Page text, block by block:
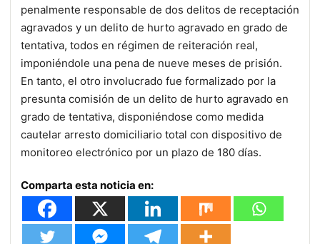
penalmente responsable de dos delitos de receptación
agravados y un delito de hurto agravado en grado de
tentativa, todos en régimen de reiteración real,
imponiéndole una pena de nueve meses de prisión.
En tanto, el otro involucrado fue formalizado por la
presunta comisión de un delito de hurto agravado en
grado de tentativa, disponiéndose como medida
cautelar arresto domiciliario total con dispositivo de
monitoreo electrónico por un plazo de 180 días.
Comparta esta noticia en: